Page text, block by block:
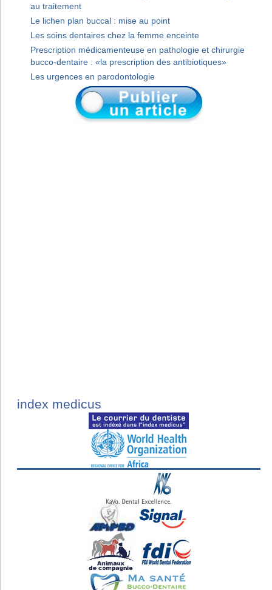
au traitement
Le lichen plan buccal : mise au point
Les soins dentaires chez la femme enceinte
Prescription médicamenteuse en pathologie et chirurgie
bucco-dentaire : «la prescription des antibiotiques»
Les urgences en parodontologie
index medicus